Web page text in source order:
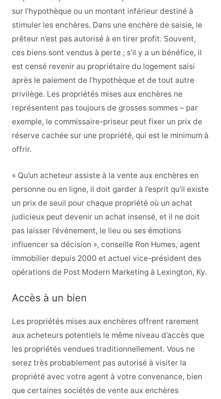
sur l’hypothèque ou un montant inférieur destiné à
stimuler les enchères. Dans une enchère de saisie, le
prêteur n’est pas autorisé à en tirer profit. Souvent,
ces biens sont vendus à perte ; s’il y a un bénéfice, il
est censé revenir au propriétaire du logement saisi
après le paiement de l’hypothèque et de tout autre
privilège. Les propriétés mises aux enchères ne
représentent pas toujours de grosses sommes – par
exemple, le commissaire-priseur peut fixer un prix de
réserve cachée sur une propriété, qui est le minimum à
offrir.
« Qu’un acheteur assiste à la vente aux enchères en
personne ou en ligne, il doit garder à l’esprit qu’il existe
un prix de seuil pour chaque propriété où un achat
judicieux peut devenir un achat insensé, et il ne doit
pas laisser l’événement, le lieu ou ses émotions
influencer sa décision », conseille Ron Humes, agent
immobilier depuis 2000 et actuel vice-président des
opérations de Post Modern Marketing à Lexington, Ky.
Accès à un bien
Les propriétés mises aux enchères offrent rarement
aux acheteurs potentiels le même niveau d’accès que
les propriétés vendues traditionnellement. Vous ne
serez très probablement pas autorisé à visiter la
propriété avec votre agent à votre convenance, bien
que certaines sociétés de vente aux enchères